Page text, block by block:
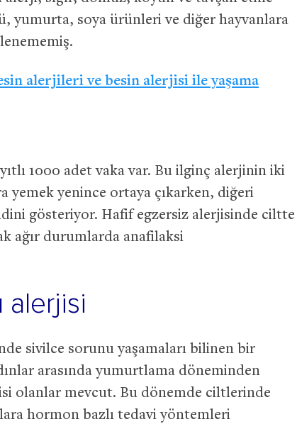
yumurta, soya ürünleri ve diğer hayvanlara
alerjileri ve besin alerjisi ile yaşama
1000 adet vaka var. Bu ilginç alerjinin iki
yemek yenince ortaya çıkarken, diğeri
gösteriyor. Hafif egzersiz alerjisinde ciltte
ağır durumlarda anafilaksi
alerjisi
sivilce sorunu yaşamaları bilinen bir
arasında yumurtlama döneminden
olanlar mevcut. Bu dönemde ciltlerinde
hormon bazlı tedavi yöntemleri